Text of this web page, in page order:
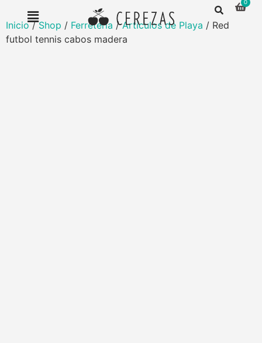
Inicio/Shop / Ferretería /Artículos de Playa / Red
futbol tennis cabos madera